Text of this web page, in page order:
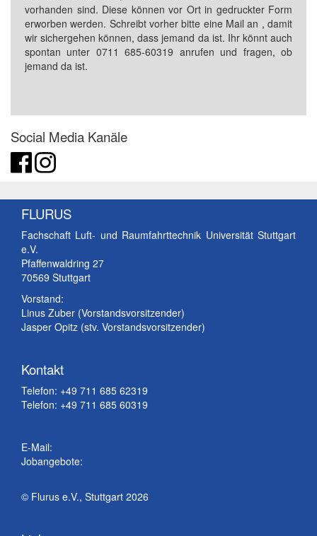
vorhanden sind. Diese können vor Ort in gedruckter Form
erworben werden. Schreibt vorher bitte eine Mail an , damit
wir sichergehen können, dass jemand da ist. Ihr könnt auch
spontan unter 0711 685-60319 anrufen und fragen, ob
jemand da ist.
Social Media Kanäle
FLURUS
Fachschaft Luft- und Raumfahrttechnik Universität Stuttgart
e.V.
Pfaffenwaldring 27
70569 Stuttgart
Vorstand:
Linus Zuber (Vorstandsvorsitzender)
Jasper Opitz (stv. Vorstandsvorsitzender)
Kontakt
Telefon: +49 711 685 62319
Telefon: +49 711 685 60319
E-Mail:
Jobangebote:
© Flurus e.V., Stuttgart 2026